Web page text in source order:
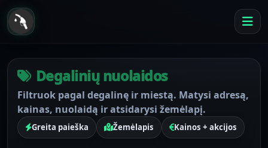
Degalinių nuolaidos
Filtruok pagal degalinę ir miestą. Matysi adresą,
kainas, nuolaidą ir atsidarysi žemėlapį.
Greita paieška Žemėlapis Kainos + akcijos